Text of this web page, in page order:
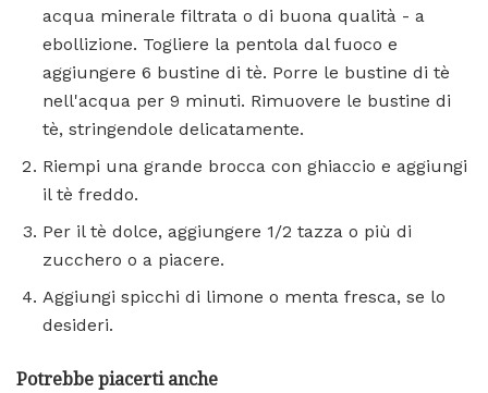
acqua minerale filtrata o di buona qualità - a
ebollizione. Togliere la pentola dal fuoco e
aggiungere 6 bustine di tè. Porre le bustine di tè
nell'acqua per 9 minuti. Rimuovere le bustine di
tè, stringendole delicatamente.
Riempi una grande brocca con ghiaccio e aggiungi
il tè freddo.
Per il tè dolce, aggiungere 1/2 tazza o più di
zucchero o a piacere.
Aggiungi spicchi di limone o menta fresca, se lo
desideri.
Potrebbe piacerti anche